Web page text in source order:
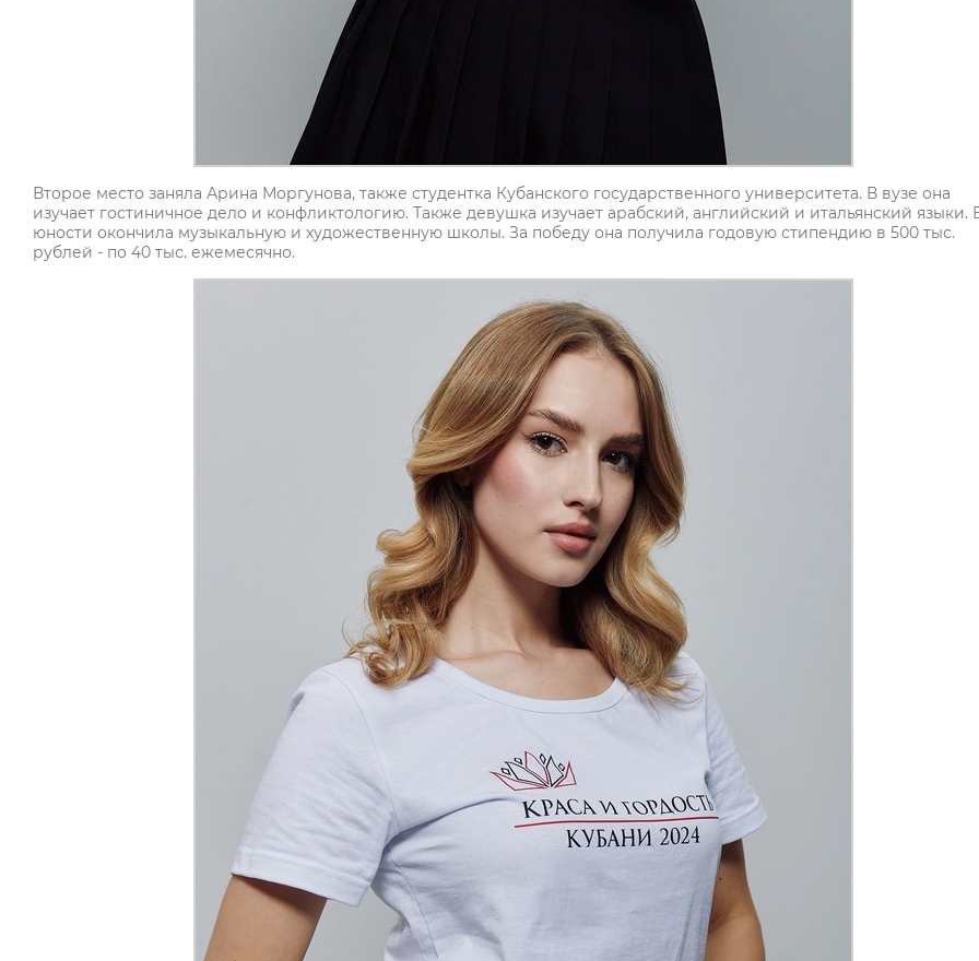
Второе место заняла Арина Моргунова, также студентка Кубанского государственного университета. В вузе она
изучает гостиничное дело и конфликтологию. Также девушка изучает арабский, английский и итальянский языки.
юности окончила музыкальную и художественную школы. За победу она получила годовую стипендию в 500 тыс.
рублей - по 40 тыс. ежемесячно.